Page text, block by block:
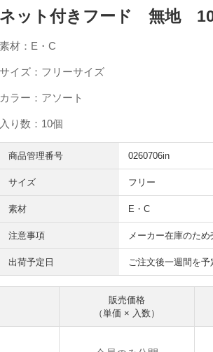
ネット付きフード 無地 10
素材：E・C
サイズ：フリーサイズ
カラー：アソート
入り数：10個
商品管理番号 0260706in
サイズ フリー
素材 E・C
注意事項 メーカー在庫のた
出荷予定日 ご注文後一週間を
販売価格
（単価 × 入数）